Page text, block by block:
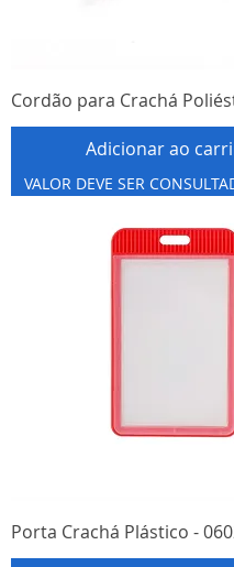
Cordão para Crachá
Adicionar ao
VALOR DEVE SER
Porta Crachá Plástico -